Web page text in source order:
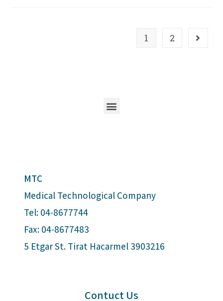
1 2
MTC
Medical Technological Company
Tel: 04-8677744
Fax: 04-8677483
5 Etgar St. Tirat Hacarmel 3903216
Contuct Us